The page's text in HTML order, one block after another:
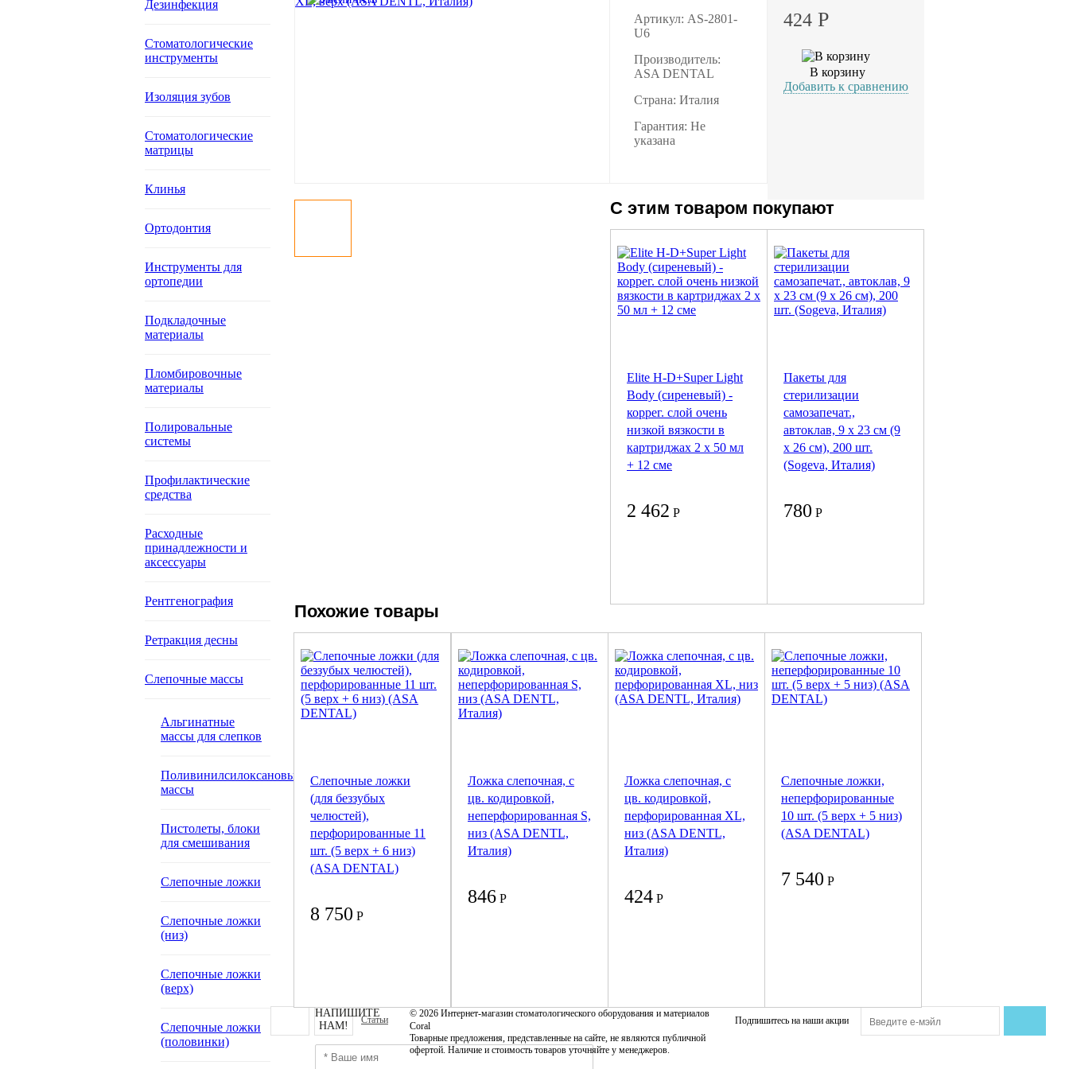
Дезинфекция
Стоматологические
инструменты
Изоляция зубов
Стоматологические
матрицы
Клинья
Ортодонтия
Инструменты для
ортопедии
Подкладочные
материалы
Пломбировочные
материалы
Полировальные
системы
Профилактические
средства
Расходные
принадлежности и
аксессуары
Рентгенография
Ретракция десны
Слепочные массы
Альгинатные
массы для слепков
Поливинилсилоксановые
массы
Пистолеты, блоки
для смешивания
Слепочные ложки
Слепочные ложки
(низ)
Слепочные ложки
(верх)
Слепочные ложки
(половинки)
Артикул: AS-2801-
U6
Производитель:
ASA DENTAL
Страна: Италия
Гарантия: Не
указана
424 Р
В корзину
Добавить к сравнению
С этим товаром покупают
Elite H-D+Super Light
Body (сиреневый) -
коррег. слой очень
низкой вязкости в
картриджах 2 х 50 мл
+ 12 сме
2 462 Р
Пакеты для
стерилизации
самозапечат.,
автоклав, 9 х 23 см (9
х 26 см), 200 шт.
(Sogeva, Италия)
780 Р
Похожие товары
Слепочные ложки
(для беззубых
челюстей),
перфорированные 11
шт. (5 верх + 6 низ)
(ASA DENTAL)
8 750 Р
Ложка слепочная, с
цв. кодировкой,
неперфорированная S,
низ (ASA DENTL,
Италия)
846 Р
Ложка слепочная, с
цв. кодировкой,
перфорированная XL,
низ (ASA DENTL,
Италия)
424 Р
Слепочные ложки,
неперфорированные
10 шт. (5 верх + 5 низ)
(ASA DENTAL)
7 540 Р
НАПИШИТЕ
НАМ!
Статьи
© 2026 Интернет-магазин стоматологического оборудования и материалов
Coral
Подпишитесь на наши акции
Товарные предложения, представленные на сайте, не являются публичной
офертой. Наличие и стоимость товаров уточняйте у менеджеров.